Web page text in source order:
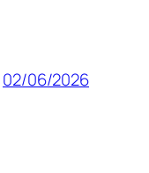
02/06/2026